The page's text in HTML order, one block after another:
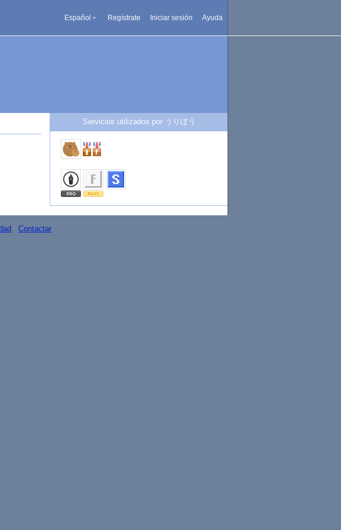
Español Regístrate Iniciar sesión Ayuda
Servicios utilizados por うりぼう
- Contactar